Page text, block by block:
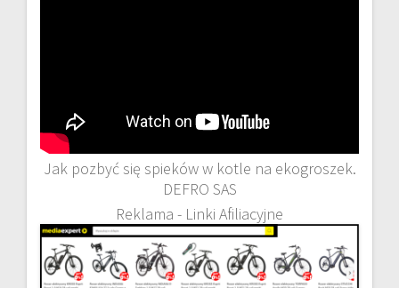
Jak pozbyć się spieków w kotle na ekogroszek.
DEFRO SAS
Reklama - Linki Afiliacyjne